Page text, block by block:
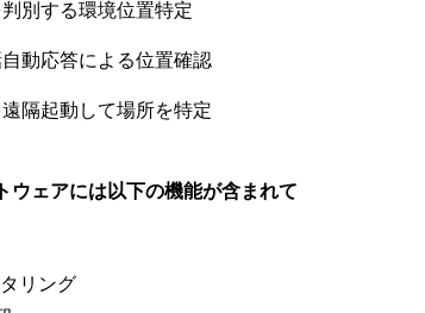
別する環境位置特定
動応答による位置確認
隔起動して場所を特定
ウェアには以下の機能が含まれて
リング